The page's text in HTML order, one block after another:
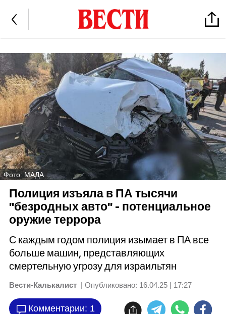
Фото: МАДА
Полиция изъяла в ПА тысячи
"безродных авто" - потенциальное
оружие террора
С каждым годом полиция изымает в ПА все
больше машин, представляющих
смертельную угрозу для израильтян
Вести-Калькалист | Опубликовано: 16.04.25 | 17:27
Комментарии: 1